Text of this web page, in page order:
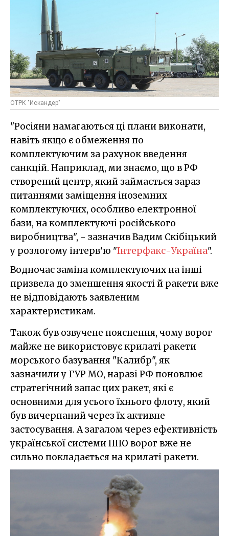
ОТРК "Искандер"
"Росіяни намагаються ці плани виконати,
навіть якщо є обмеження по
комплектуючим за рахунок введення
санкцій. Наприклад, ми знаємо, що в РФ
створений центр, який займається зараз
питаннями заміщення іноземних
комплектуючих, особливо електронної
бази, на комплектуючі російського
виробництва", - зазначив Вадим Скібіцький
у розлогому інтерв'ю "Інтерфакс-Україна".
Водночас заміна комплектуючих на інші
призвела до зменшення якості й ракети вже
не відповідають заявленим
характеристикам.
Також був озвучене пояснення, чому ворог
майже не використовує крилаті ракети
морського базування "Калибр", як
зазначили у ГУР МО, наразі РФ поновлює
стратегічний запас цих ракет, які є
основними для усього їхнього флоту, який
був вичерпаний через їх активне
застосування. А загалом через ефективність
української системи ППО ворог вже не
сильно покладається на крилаті ракети.